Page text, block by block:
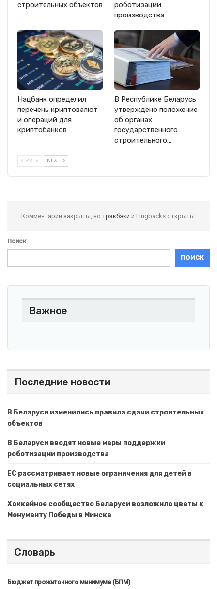
строительных объектов
роботизации
производства
Нацбанк определил
перечень криптовалют
и операций для
криптобанков
В Республике Беларусь
утверждено положение
об органах
государственного
строительного…
PREV NEXT
Комментарии закрыты, но трэкбэки и Pingbacks открыты.
Поиск
ПОИСК
Важное
Последние новости
В Беларуси изменились правила сдачи строительных
объектов
В Беларуси вводят новые меры поддержки
роботизации производства
ЕС рассматривает новые ограничения для детей в
социальных сетях
Хоккейное сообщество Беларуси возложило цветы к
Монументу Победы в Минске
Словарь
Бюджет прожиточного минимума (БПМ)